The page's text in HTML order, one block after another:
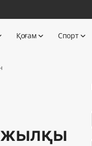
Қоғам Спорт
жылқы